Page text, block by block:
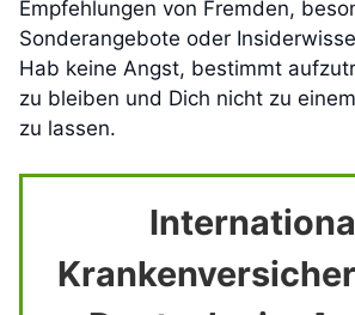
Empfehlungen von Fremden,
Sonderangebote oder
Hab keine Angst, bestimmt
zu bleiben und Dich nicht zu
zu lassen.